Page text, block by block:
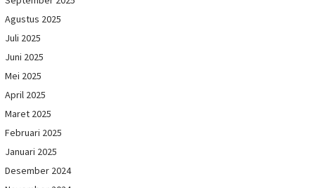
Agustus 2025
Juli 2025
Juni 2025
Mei 2025
April 2025
Maret 2025
Februari 2025
Januari 2025
Desember 2024